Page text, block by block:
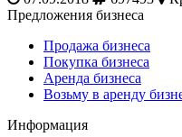
Предложения бизнеса
Продажа бизнеса
Покупка бизнеса
Аренда бизнеса
Возьму в аренду
Информация